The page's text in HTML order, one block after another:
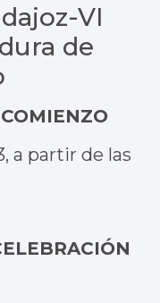
VI
de
a partir de las